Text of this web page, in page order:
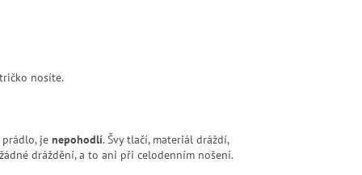
nosíte.
je nepohodlí. Švy tlačí, materiál dráždí,
dráždění, a to ani při celodenním nošení.